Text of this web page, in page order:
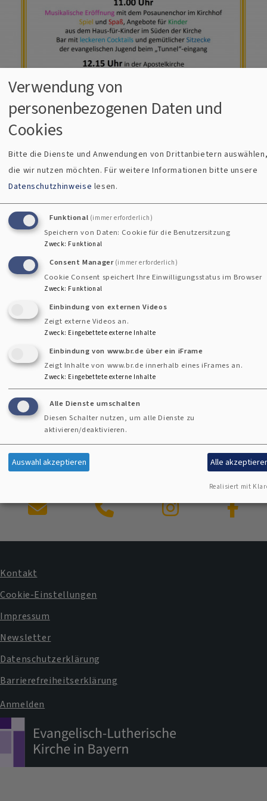
Ev. Kirchengemeinde Weilheim
Herzliche Einladung
Am Sonntag, 09. Juli feiern wir gemeinsam Gemeindefest!
Unter dem Motto:
?‍?‍?‍???‍?‍????‍????‍???‍♀️??‍♂️? beginnen wir um 10 Uhr mit
einem Gottesdienst für Groß und Klein. Anschließend ist
Zeit andere Menschen kennenzulernen und einfach eine
gute Zeit zusammen zu verbringen.
Die verschiedenen Chöre der Apostelkirche performen zu
unterschiedlichen Zeiten, es gibt zu Essen und zu Trinken.
Schauen Sie gerne vorbei und seien Sie dabei ?
Kontaktformular
Fußbereichsmenü
Kontakt
Cookie-Einstellungen
Impressum
Newsletter
Datenschutzerklärung
Barrierefreiheitserklärung
Benutzermenü
Anmelden
Verwendung von
personenbezogenen Daten und
Cookies
Bitte die Dienste und Anwendungen von Drittanbietern
die wir nutzen möchten.Für weitere Informationen bitte unsere
Datenschutzhinweise lesen.
Funktional (immer erforderlich)
Speichern von Daten: Cookie für die Benutzersitzung
Zweck: Funktional
Consent Manager (immer erforderlich)
Cookie Consent speichert Ihre Einwilligungsstatus im Browser
Zweck: Funktional
Einbindung von externen Videos
Zeigt externe Videos an.
Zweck: Eingebettete externe Inhalte
Einbindung von www.br.de über ein iFrame
Zeigt Inhalte von www.br.de innerhalb eines iFrames an.
Zweck: Eingebettete externe Inhalte
Alle Dienste umschalten
Diesen Schalter nutzen, um alle Dienste zu
aktivieren/deaktivieren.
Auswahl akzeptieren Alle
Realisiert mit